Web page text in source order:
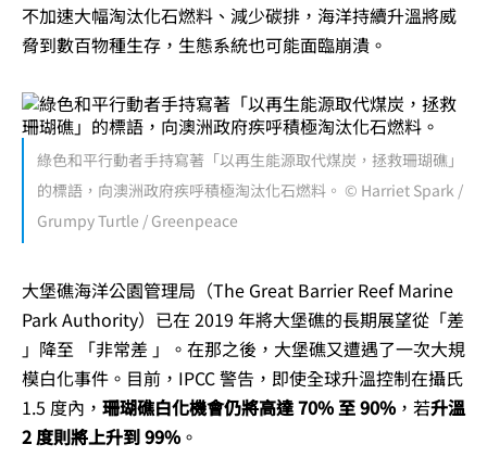
不加速大幅淘汰化石燃料、減少碳排，海洋持續升溫將威
脅到數百物種生存，生態系統也可能面臨崩潰。
綠色和平行動者手持寫著「以再生能源取代煤炭，拯救珊瑚礁」
的標語，向澳洲政府疾呼積極淘汰化石燃料。 © Harriet Spark /
Grumpy Turtle / Greenpeace
大堡礁海洋公園管理局（The Great Barrier Reef Marine
Park Authority）已在 2019 年將大堡礁的長期展望從「差
」降至 「非常差 」。在那之後，大堡礁又遭遇了一次大規
模白化事件。目前，IPCC 警告，即使全球升溫控制在攝氏
1.5 度內， 珊瑚礁白化機會仍將高達 70% 至 90% ，若升溫
2 度則將上升到 99% 。